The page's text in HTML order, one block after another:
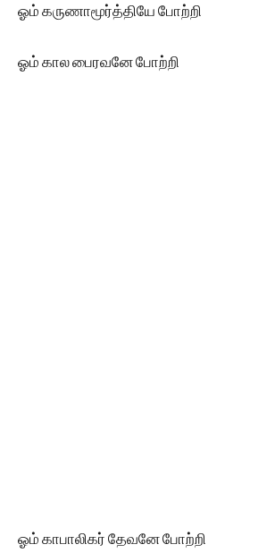
ஓம் கருணாமூர்த்தியே போற்றி
ஓம் கால பைரவனே போற்றி
ஓம் காபாலிகர் தேவனே போற்றி